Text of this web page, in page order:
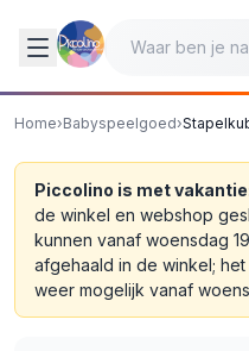
Home›Babyspeelgoed›
Piccolino is met
de winkel en webshop
kunnen vanaf woensdag
afgehaald in de winkel;
weer mogelijk vanaf